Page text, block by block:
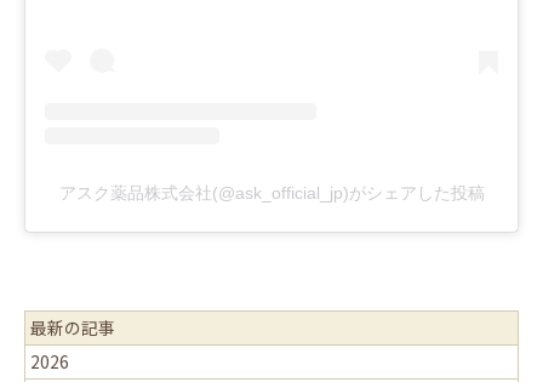
アスク薬品株式会社(@ask_official_jp)がシェアした投稿
最新の記事
2026